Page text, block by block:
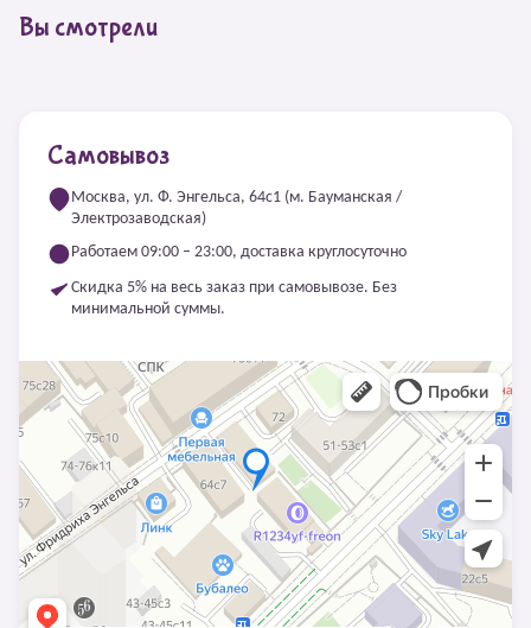
Вы смотрели
Самовывоз
Москва, ул. Ф. Энгельса, 64с1 (м. Бауманская /
Электрозаводская)
Работаем 09:00 – 23:00, доставка круглосуточно
Скидка 5% на весь заказ при самовывозе. Без
минимальной суммы.